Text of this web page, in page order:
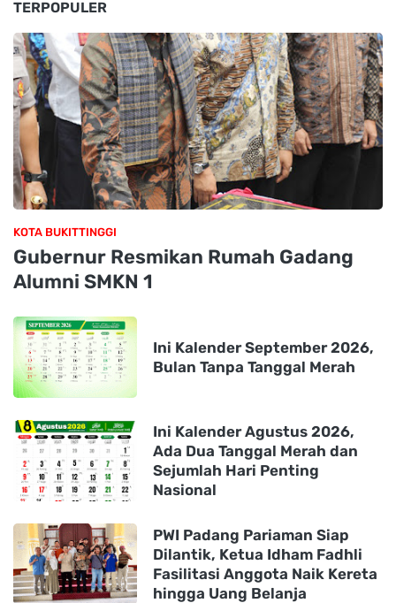
TERPOPULER
KOTA BUKITTINGGI
Gubernur Resmikan Rumah Gadang
Alumni SMKN 1
Ini Kalender September 2026,
Bulan Tanpa Tanggal Merah
Ini Kalender Agustus 2026,
Ada Dua Tanggal Merah dan
Sejumlah Hari Penting
Nasional
PWI Padang Pariaman Siap
Dilantik, Ketua Idham Fadhli
Fasilitasi Anggota Naik Kereta
hingga Uang Belanja